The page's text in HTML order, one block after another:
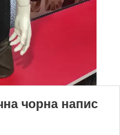
чорна напис